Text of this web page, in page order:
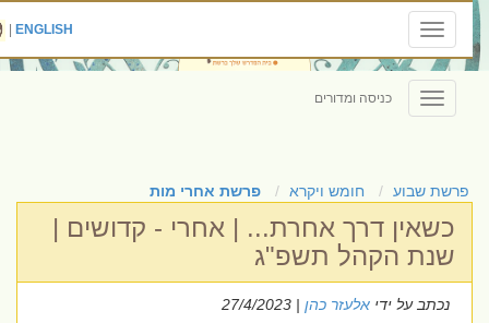
Toggle
navigation
ENGLISH
|
Toggle
navigation
כניסה ומדורים
פרשת שבוע חומש ויקרא פרשת אחרי מות
כשאין דרך אחרת... | אחרי - קדושים |
שנת הקהל תשפ"ג
נכתב על ידיאלעזר כהן| 27/4/2023